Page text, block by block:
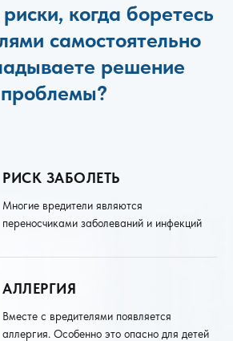
когда боретесь
самостоятельно
решение
проблемы?
РИСК ЗАБОЛЕТЬ
Многие вредители являются
переносчиками заболеваний и инфекций
АЛЛЕРГИЯ
Вместе с вредителями появляется
аллергия. Особенно это опасно для детей